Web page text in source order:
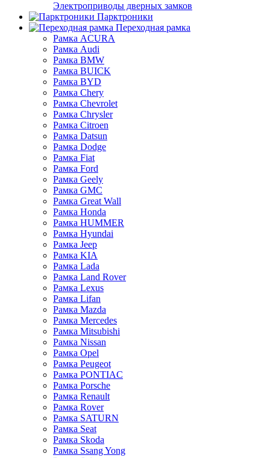
Электроприводы дверных замков
Парктроники
Переходная рамка
Рамка ACURA
Рамка Audi
Рамка BMW
Рамка BUICK
Рамка BYD
Рамка Chery
Рамка Chevrolet
Рамка Chrysler
Рамка Citroen
Рамка Datsun
Рамка Dodge
Рамка Fiat
Рамка Ford
Рамка Geely
Рамка GMC
Рамка Great Wall
Рамка Honda
Рамка HUMMER
Рамка Hyundai
Рамка Jeep
Рамка KIA
Рамка Lada
Рамка Land Rover
Рамка Lexus
Рамка Lifan
Рамка Mazda
Рамка Mercedes
Рамка Mitsubishi
Рамка Nissan
Рамка Opel
Рамка Peugeot
Рамка PONTIAC
Рамка Porsche
Рамка Renault
Рамка Rover
Рамка SATURN
Рамка Seat
Рамка Skoda
Рамка Ssang Yong